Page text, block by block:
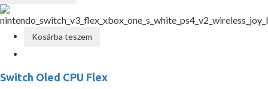
Kosárba teszem
Switch Oled CPU Flex